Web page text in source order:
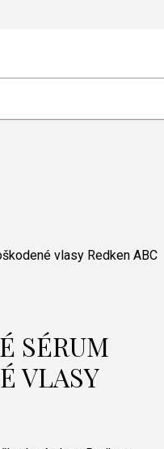
vlasy Redken ABC
SÉRUM
VLASY